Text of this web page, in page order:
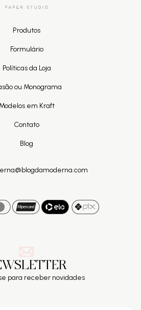
Produtos
Formulário
Políticas da Loja
ou Monograma
Modelos em Kraft
Contato
Blog
para receber novidades